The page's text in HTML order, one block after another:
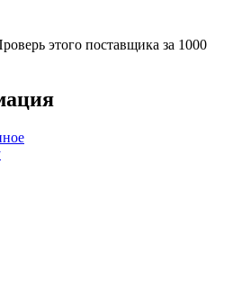
этого поставщика за 1000